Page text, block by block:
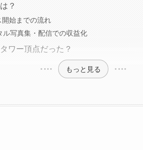
？
開始までの流れ
写真集・配信での収益化
ワー頂点だった？
もっと見る